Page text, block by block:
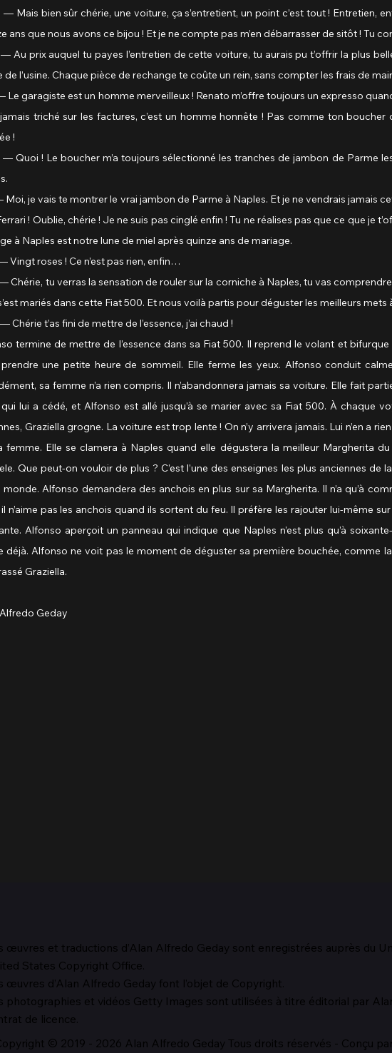
bien sûr chérie, une voiture, ça s’entretient, un point c’est tout ! Entretien,
ans que nous avons ce bijou ! Et je ne compte pas m’en débarrasser de sitôt ! Tu
prix auquel tu payes l’entretien de cette voiture, tu aurais pu t’offrir la plus
de l’usine. Chaque pièce de rechange te coûte un rein, sans compter les frais de
garagiste est un homme merveilleux ! Renato m’offre toujours un expresso
jamais triché sur les factures, c’est un homme honnête ! Pas comme ton
!
! Le boucher m’a toujours sélectionné les tranches de jambon de Parme
je vais te montrer le vrai jambon de Parme à Naples. Et je ne vendrais jamais
! Oublie, chérie ! Je ne suis pas cinglé enfin ! Tu ne réalises pas que ce que je
à Naples est notre lune de miel après quinze ans de mariage.
roses ! Ce n’est pas rien, enfin…
tu verras la sensation de rouler sur la corniche à Naples, tu vas comprendre
mariés dans cette Fiat 500. Et nous voilà partis pour déguster les meilleurs mets
t’as fini de mettre de l’essence, j’ai chaud !
termine de mettre de l’essence dans sa Fiat 500. Il reprend le volant et bifurque
une petite heure de sommeil. Elle ferme les yeux. Alfonso conduit
sa femme n’a rien compris. Il n’abandonnera jamais sa voiture. Elle fait
lui a cédé, et Alfonso est allé jusqu’à se marier avec sa Fiat 500. À chaque
Graziella grogne. La voiture est trop lente ! On n’y arrivera jamais. Lui n’en a
femme. Elle se clamera à Naples quand elle dégustera la meilleur Margherita
Que peut-on vouloir de plus ? C’est l’une des enseignes les plus anciennes de
monde. Alfonso demandera des anchois en plus sur sa Margherita. Il n’a qu’à
n’aime pas les anchois quand ils sortent du feu. Il préfère les rajouter lui-même
Alfonso aperçoit un panneau qui indique que Naples n’est plus qu’à
déjà. Alfonso ne voit pas le moment de déguster sa première bouchée, comme
Graziella.
Geday
1987 La méfiance de Laocoon
œuvres et traductions d’Alan Alfredo Geday sont enregistrées auprès du
States Copyright Office.
œuvres d’Alan Alfredo Geday font l’objet de Copyright.
photographies et vidéos Getty Images sont utilisées à titre éditorial par
de licence.
© 2019 - 2026 Alan Alfredo Geday Tous droits réservés - Conçu